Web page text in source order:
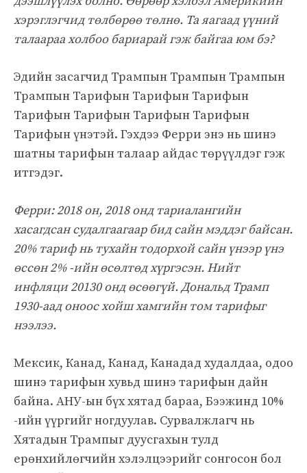
хэрэглэгчид төлбөрөө төлнө. Та яагаад үүний
талаараа холбоо бариарай гэж байгаа юм бэ?
Эдийн засагчид Трампын Трампын Трампын
Трампын Тарифын Тарифын Тарифын
Тарифын Тарифын Тарифын Тарифын
Тарифын үнэтэй. Гэхдээ Ферри энэ нь шинэ
шатны тарифын талаар айдас төрүүлдэг гэж
итгэдэг.
Ферри: 2018 он, 2018 онд тариалангийн
хасагдсан судалгаагаар бид сайн мэддэг байсан.
20% тариф нь тухайн тодорхой сайн үнээр үнэ
өссөн 2% -ийн өсөлтөд хүргэсэн. Нийт
инфляци 20130 онд өсөөгүй. Дональд Трамп
1930-аад оноос хойш хамгийн том тарифыг
нээлээ.
Мексик, Канад, Канад, Канадад худалдаа, одоо
шинэ тарифын хувьд шинэ тарифын дайн
байна. АНУ-ын бүх хятад бараа, Бээжинд 10%
-ийн үүргийг ногдуулав. Сурвалжлагч нь
Хятадын Трампыг дуусгахын тулд
ерөнхийлөгчийн хэлэлцээрийг сонгосон бол